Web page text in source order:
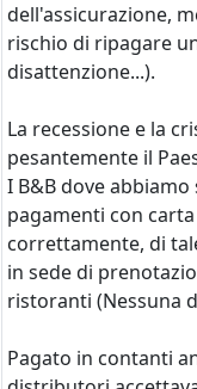
dell'assicurazione,
rischio di ripagare
disattenzione...).
La recessione e la
pesantemente il
I B&B dove
pagamenti con
correttamente, di
in sede di
ristoranti (Nessuna
Pagato in contanti